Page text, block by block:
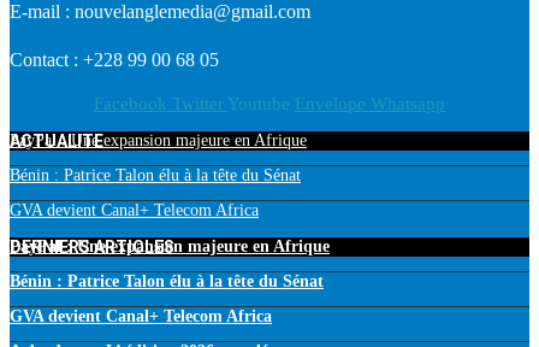
E-mail : nouvelanglemedia@gmail.com
Contact : +228 99 00 68 05
Facebook Twitter Youtube Envelope Whatsapp
ACTUALITE
PayPal : Une expansion majeure en Afrique
Bénin : Patrice Talon élu à la tête du Sénat
GVA devient Canal+ Telecom Africa
DERNIERS ARTICLES
PayPal : Une expansion majeure en Afrique
Bénin : Patrice Talon élu à la tête du Sénat
GVA devient Canal+ Telecom Africa